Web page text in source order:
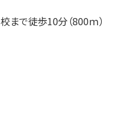
まで徒歩10分（800ｍ）